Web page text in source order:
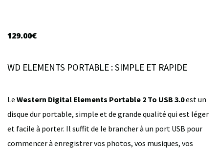
129.00€
WD ELEMENTS PORTABLE : SIMPLE ET RAPIDE
Le Western Digital Elements Portable 2 To USB 3.0est un
disque dur portable, simple et de grande qualité qui est léger
et facile à porter. Il suffit de le brancher à un port USB pour
commencer à enregistrer vos photos, vos musiques, vos